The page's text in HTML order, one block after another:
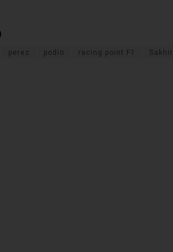
perez podio racing point F1 Sakhir